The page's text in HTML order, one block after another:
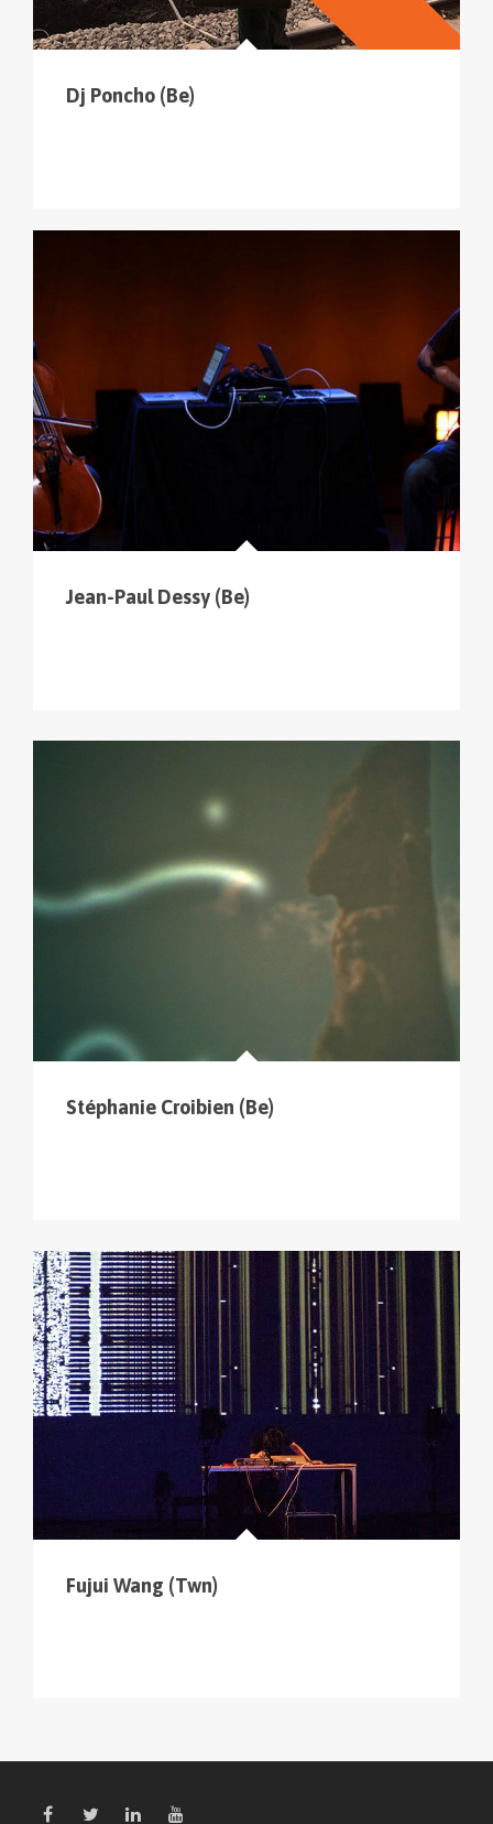
Dj Poncho (Be)
Jean-Paul Dessy (Be)
Stéphanie Croibien (Be)
Fujui Wang (Twn)